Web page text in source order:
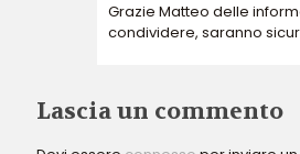
Grazie Matteo delle
condividere, saranno
Lascia un commento